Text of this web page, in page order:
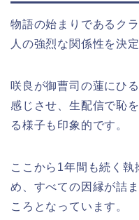
物語の始まりであるク
人の強烈な関係性を決
咲良が御曹司の蓮にひ
感じさせ、生配信で恥
る様子も印象的です。
ここから1年間も続く執
め、すべての因縁が詰
ころとなっています。